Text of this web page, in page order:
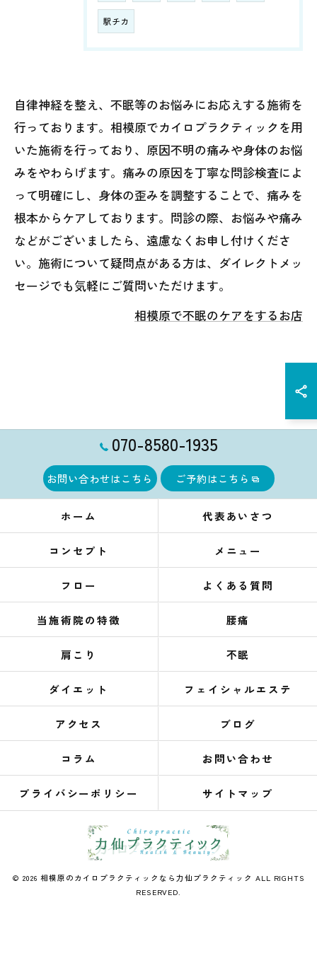
駅チカ
自律神経を整え、不眠等のお悩みにお応えする施術を
行っております。相模原でカイロプラクティックを用
いた施術を行っており、原因不明の痛みや身体のお悩
みをやわらげます。痛みの原因を丁寧な問診検査によ
って明確にし、身体の歪みを調整することで、痛みを
根本からケアしております。問診の際、お悩みや痛み
などがございましたら、遠慮なくお申し付けくださ
い。施術について疑問点がある方は、ダイレクトメッ
セージでも気軽にご質問いただけます。
相模原で不眠のケアをするお店
070-8580-1935
お問い合わせはこちら ご予約はこちら
ホーム 代表あいさつ
コンセプト メニュー
フロー よくある質問
当施術院の特徴 腰痛
肩こり 不眠
ダイエット フェイシャルエステ
アクセス ブログ
コラム お問い合わせ
プライバシーポリシー サイトマップ
© 2026 相模原のカイロプラクティックなら力仙プラクティック ALL RIGHTS
RESERVED.